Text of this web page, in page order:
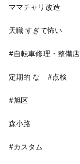
ママチャリ改造
天職 すぎて怖い
#自転車修理・整備店
定期的 な #点検
#旭区
森小路
#カスタム